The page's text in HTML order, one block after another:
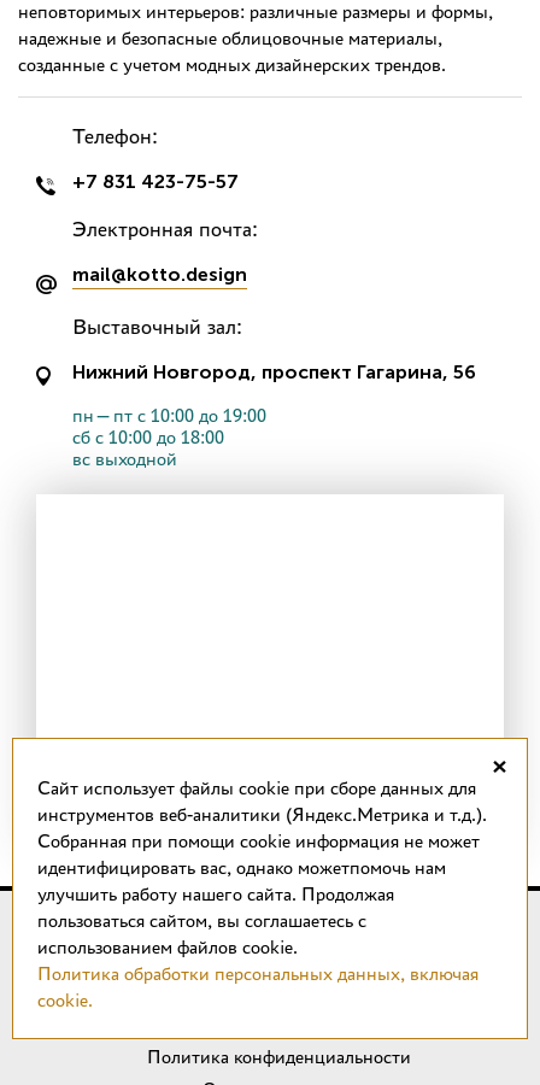
неповторимых интерьеров: различные размеры и формы,
надежные и безопасные облицовочные материалы,
созданные с учетом модных дизайнерских трендов.
Телефон:
+7 831 423-75-57
Электронная почта:
mail@kotto.design
Выставочный зал:
Нижний Новгород, проспект Гагарина, 56
пн—пт с 10:00 до 19:00
сб с 10:00 до 18:00
вс выходной
© 2018 – 2026 КОТТО design
Магазин качественной плитки, светильников, напольных
покрытий и сантехники.
Политика конфиденциальности
×
Cайт использует файлы cookie при сборе данных для
инструментов веб-аналитики (Яндекс.Метрика и т.д.).
Собранная при помощи cookie информация не может
идентифицировать вас, однако можетпомочь нам
улучшить работу нашего сайта. Продолжая
пользоваться сайтом, вы соглашаетесь с
использованием файлов cookie.
Политика обработки персональных данных, включая
cookie.